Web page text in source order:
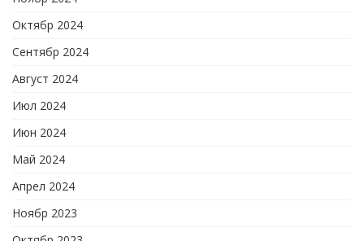
Октябр 2024
Сентябр 2024
Август 2024
Июл 2024
Июн 2024
Май 2024
Апрел 2024
Ноябр 2023